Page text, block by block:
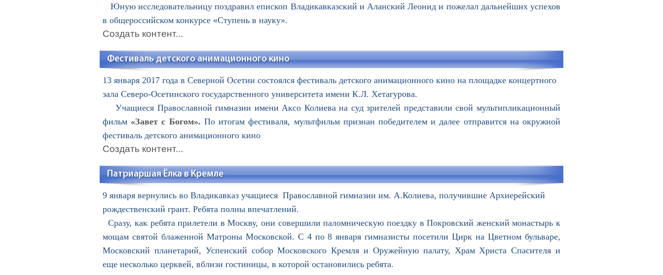
Юную исследовательницу поздравил епископ Владикавказский и Аланский Леонид и пожелал дальнейших успехов
в общероссийском конкурсе «Ступень в науку».
Создать контент...
Фестиваль детского анимационного кино
13 января 2017 года в Северной Осетии состоялся фестиваль детского анимационного кино на площадке концертного
зала Северо-Осетинского государственного университета имени К.Л. Хетагурова.
Учащиеся Православной гимназии имени Аксо Колиева на суд зрителей представили свой мультипликационный
фильм «Завет с Богом». По итогам фестиваля, мультфильм признан победителем и далее отправится на окружной
фестиваль детского анимационного кино
Создать контент...
Патриаршая Ёлка в Кремле
9 января вернулись во Владикавказ учащиеся Православной гимназии им. А.Колиева, получившие Архиерейский
рождественский грант. Ребята полны впечатлений.
Сразу, как ребята прилетели в Москву, они совершили паломническую поездку в Покровский женский монастырь к
мощам святой блаженной Матроны Московской. С 4 по 8 января гимназисты посетили Цирк на Цветном бульваре,
Московский планетарий, Успенский собор Московского Кремля и Оружейную палату, Храм Христа Спасителя и
еще несколько церквей, вблизи гостиницы, в которой остановились ребята.